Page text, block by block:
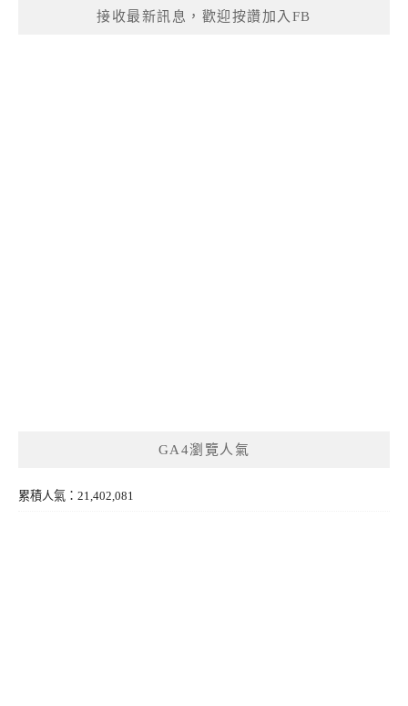
接收最新訊息，歡迎按讚加入FB
GA4瀏覽人氣
累積人氣：21,402,081